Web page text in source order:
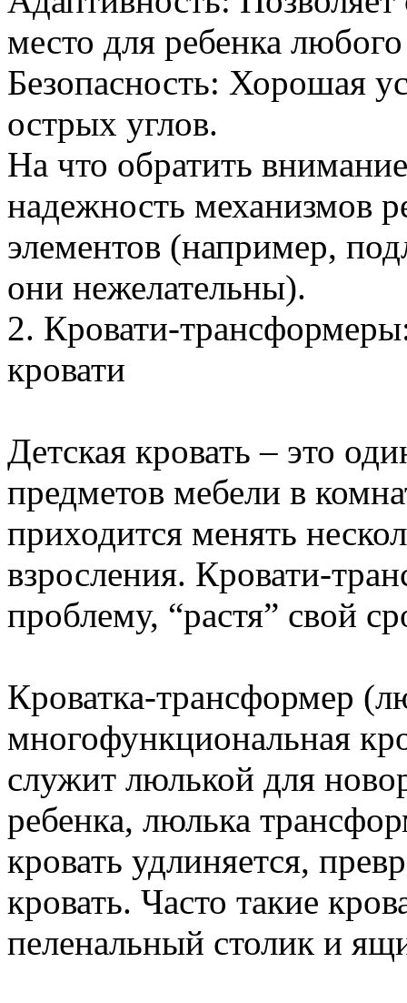
место для ребенка
Безопасность: Хорошая
острых углов.
На что обратить
надежность механизмов
элементов (например,
они нежелательны).
2. Кровати-
кровати
Детская кровать – это
предметов мебели в
приходится менять
взросления. Кровати-
проблему, “растя” свой
Кроватка-трансформер
многофункциональная
служит люлькой для
ребенка, люлька
кровать удлиняется,
кровать. Часто такие
пеленальный столик и